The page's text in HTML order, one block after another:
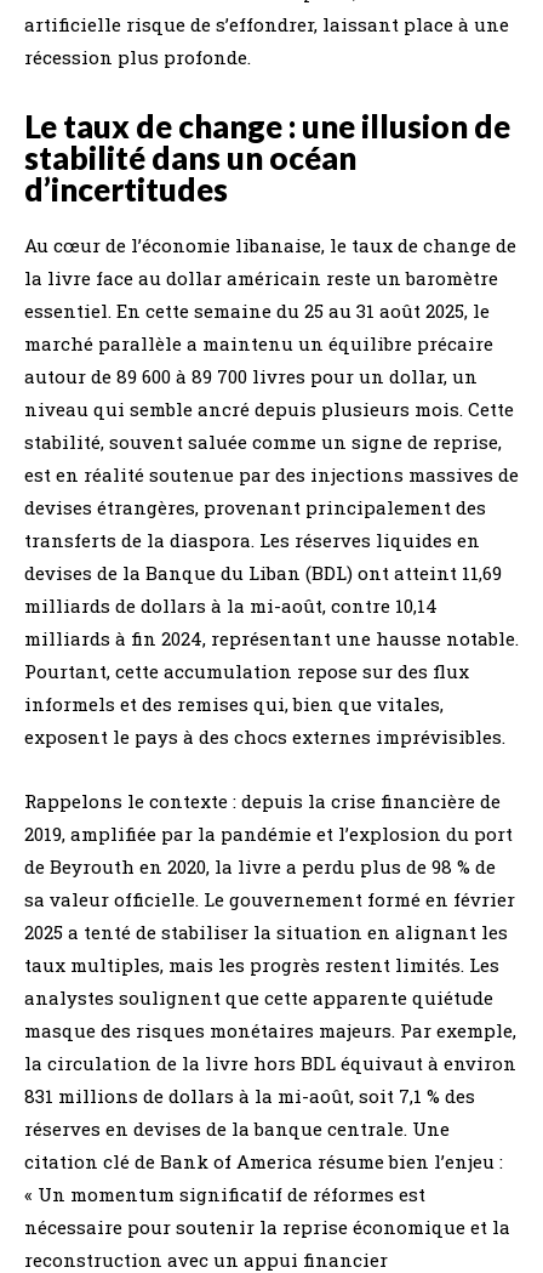
artificielle risque de s’effondrer, laissant place à une
récession plus profonde.
Le taux de change : une illusion de
stabilité dans un océan
d’incertitudes
Au cœur de l’économie libanaise, le taux de change de
la livre face au dollar américain reste un baromètre
essentiel. En cette semaine du 25 au 31 août 2025, le
marché parallèle a maintenu un équilibre précaire
autour de 89 600 à 89 700 livres pour un dollar, un
niveau qui semble ancré depuis plusieurs mois. Cette
stabilité, souvent saluée comme un signe de reprise,
est en réalité soutenue par des injections massives de
devises étrangères, provenant principalement des
transferts de la diaspora. Les réserves liquides en
devises de la Banque du Liban (BDL) ont atteint 11,69
milliards de dollars à la mi-août, contre 10,14
milliards à fin 2024, représentant une hausse notable.
Pourtant, cette accumulation repose sur des flux
informels et des remises qui, bien que vitales,
exposent le pays à des chocs externes imprévisibles.
Rappelons le contexte : depuis la crise financière de
2019, amplifiée par la pandémie et l’explosion du port
de Beyrouth en 2020, la livre a perdu plus de 98 % de
sa valeur officielle. Le gouvernement formé en février
2025 a tenté de stabiliser la situation en alignant les
taux multiples, mais les progrès restent limités. Les
analystes soulignent que cette apparente quiétude
masque des risques monétaires majeurs. Par exemple,
la circulation de la livre hors BDL équivaut à environ
831 millions de dollars à la mi-août, soit 7,1 % des
réserves en devises de la banque centrale. Une
citation clé de Bank of America résume bien l’enjeu :
« Un momentum significatif de réformes est
nécessaire pour soutenir la reprise économique et la
reconstruction avec un appui financier